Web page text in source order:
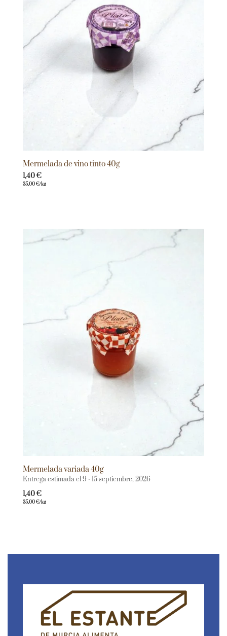
Mermelada de vino tinto 40g
1,40€
35,00€/kg
Mermelada variada 40g
Entrega estimada el 9 - 15 septiembre, 2026
1,40€
35,00€/kg